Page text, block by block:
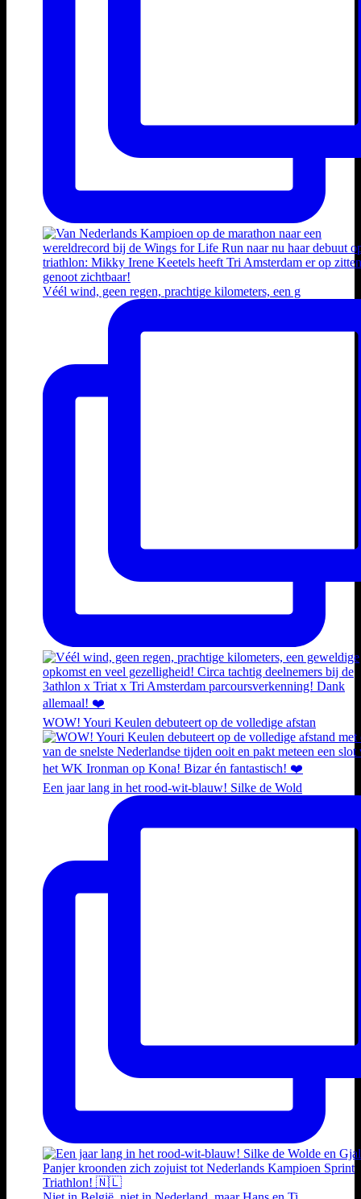
Véél wind, geen regen, prachtige kilometers, een g
WOW! Youri Keulen debuteert op de volledige afstan
Een jaar lang in het rood-wit-blauw! Silke de Wold